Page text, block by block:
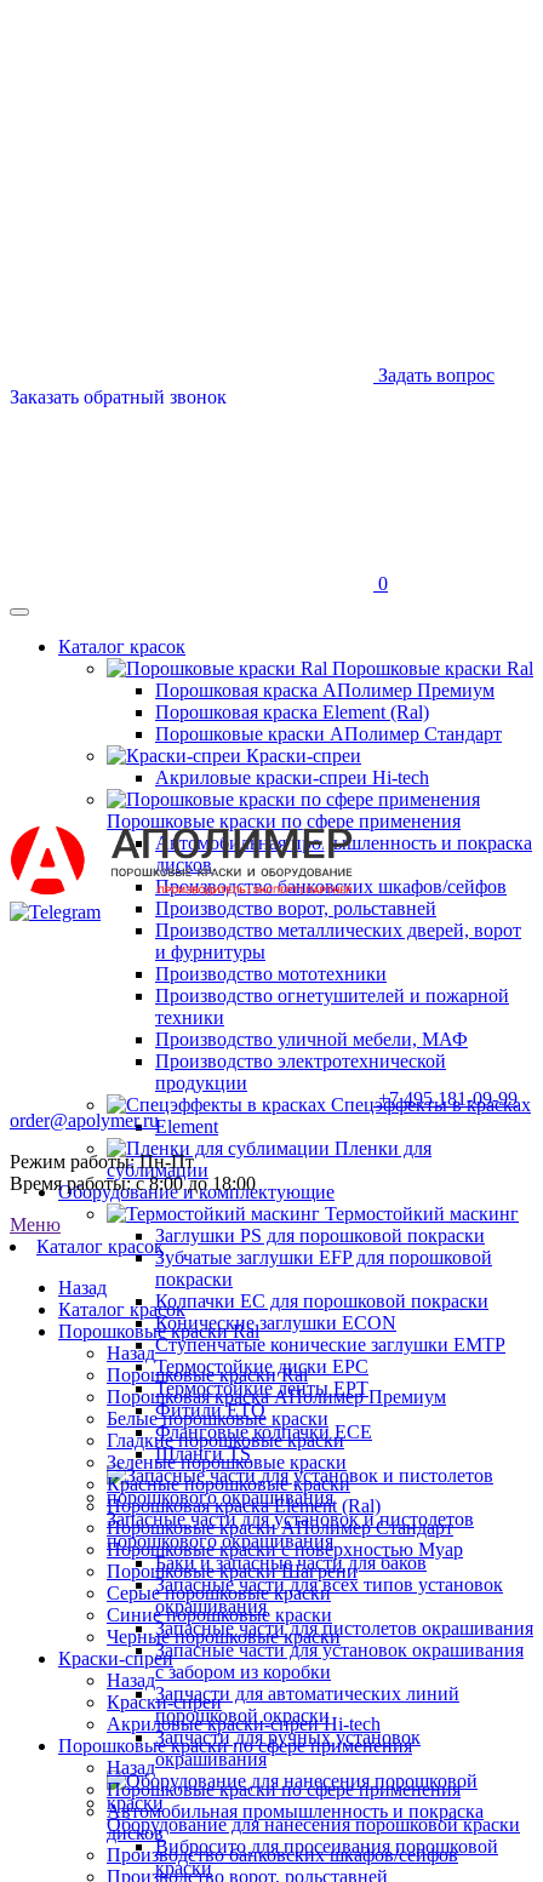
Задать вопрос
Заказать обратный звонок
0
Каталог красок
Порошковые краски Ral
Порошковая краска АПолимер Премиум
Порошковая краска Element (Ral)
Порошковые краски АПолимер Стандарт
Краски-спреи
Акриловые краски-спреи Hi-tech
Порошковые краски по сфере применения
Автомобильная промышленность и покраска
дисков
Производство банковских шкафов/сейфов
Производство ворот, рольставней
Производство металлических дверей, ворот
и фурнитуры
Производство мототехники
Производство огнетушителей и пожарной
техники
Производство уличной мебели, МАФ
Производство электротехнической
продукции
Спецэффекты в красках
Element
Пленки для
сублимации
Оборудование и комплектующие
Термостойкий маскинг
Заглушки PS для порошковой покраски
Зубчатые заглушки EFP для порошковой
покраски
Колпачки ЕС для порошковой покраски
Конические заглушки ECON
Ступенчатые конические заглушки EMTP
Термостойкие диски EPC
Термостойкие ленты EPT
Фитили ETO
Фланговые колпачки ECE
Шланги TS
Запасные части для установок и пистолетов
порошкового окрашивания
Баки и запасные части для баков
Запасные части для всех типов установок
окрашивания
Запасные части для пистолетов окрашивания
Запасные части для установок окрашивания
с забором из коробки
Запчасти для автоматических линий
порошковой окраски
Запчасти для ручных установок
окрашивания
Оборудование для нанесения порошковой краски
Вибросито для просеивания порошковой
краски
+7 495 181-09-99
order@apolymer.ru
Режим работы: Пн-Пт
Время работы: с 8:00 до 18:00
Меню
Каталог красок
Назад
Каталог красок
Порошковые краски Ral
Назад
Порошковые краски Ral
Порошковая краска АПолимер Премиум
Белые порошковые краски
Гладкие порошковые краски
Зеленые порошковые краски
Красные порошковые краски
Порошковая краска Element (Ral)
Порошковые краски АПолимер Стандарт
Порошковые краски с поверхностью Муар
Порошковые краски Шагрени
Серые порошковые краски
Синие порошковые краски
Черные порошковые краски
Краски-спреи
Назад
Краски-спреи
Акриловые краски-спреи Hi-tech
Порошковые краски по сфере применения
Назад
Порошковые краски по сфере применения
Автомобильная промышленность и покраска
дисков
Производство банковских шкафов/сейфов
Производство ворот, рольставней